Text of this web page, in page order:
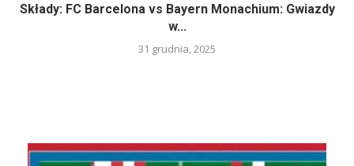
Składy: FC Barcelona vs Bayern Monachium: Gwiazdy
w...
31 grudnia, 2025